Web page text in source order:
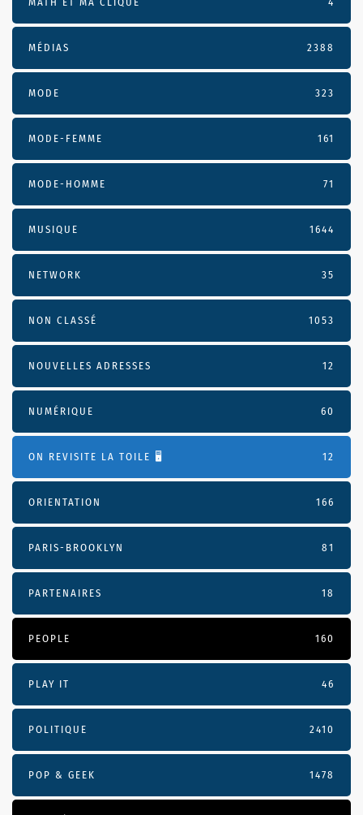
MÉDIAS 2388
MODE 323
MODE-FEMME 161
MODE-HOMME 71
MUSIQUE 1644
NETWORK 35
NON CLASSÉ 1053
NOUVELLES ADRESSES 12
NUMÉRIQUE 60
ON REVISITE LA TOILE 🖥️ 12
ORIENTATION 166
PARIS-BROOKLYN 81
PARTENAIRES 18
PEOPLE 160
PLAY IT 46
POLITIQUE 2410
POP & GEEK 1478